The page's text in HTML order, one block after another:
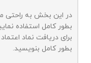
در این بخش به راحتی
بطور کامل استفاده
برای دریافت نماد
بطور کامل بنویسید.